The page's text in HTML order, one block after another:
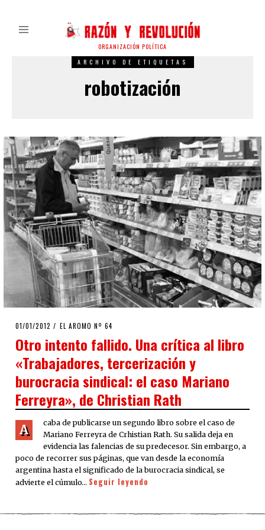
ORGANIZACIÓN POLÍTICA
ARCHIVO DE ETIQUETAS
robotización
POSTED
01/01/2012 24/09/2020
EL AROMO Nº 64
Otro intento fallido. Una crítica al libro
«Trabajadores, tercerización y
burocracia sindical: el caso Mariano
Ferreyra», de Christian Rath
A
caba de publicarse un segundo libro sobre el caso de
Mariano Ferreyra de Crhistian Rath. Su salida deja en
evidencia las falencias de su predecesor. Sin embargo, a
poco de recorrer sus páginas, que van desde la economía
argentina hasta el significado de la burocracia sindical, se
advierte el cúmulo… Seguir leyendo